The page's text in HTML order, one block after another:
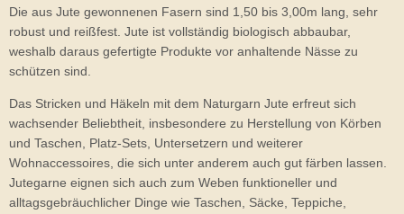
Die aus Jute gewonnenen Fasern sind 1,50 bis 3,00m lang, sehr
robust und reißfest. Jute ist vollständig biologisch abbaubar,
weshalb daraus gefertigte Produkte vor anhaltende Nässe zu
schützen sind.
Das Stricken und Häkeln mit dem Naturgarn Jute erfreut sich
wachsender Beliebtheit, insbesondere zu Herstellung von Körben
und Taschen, Platz-Sets, Untersetzern und weiterer
Wohnaccessoires, die sich unter anderem auch gut färben lassen.
Jutegarne eignen sich auch zum Weben funktioneller und
alltagsgebräuchlicher Dinge wie Taschen, Säcke, Teppiche,